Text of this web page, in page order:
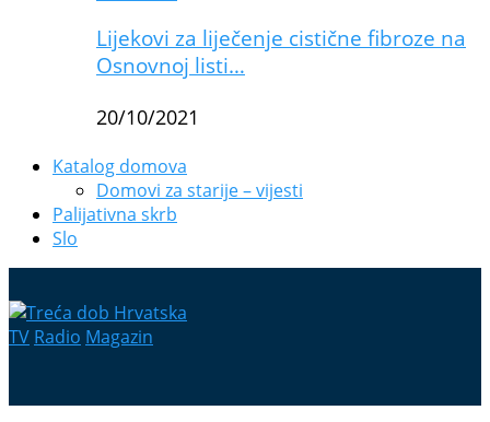
Lijekovi za liječenje cistične fibroze na
Osnovnoj listi…
20/10/2021
Katalog domova
Domovi za starije – vijesti
Palijativna skrb
Slo
TV Radio Magazin